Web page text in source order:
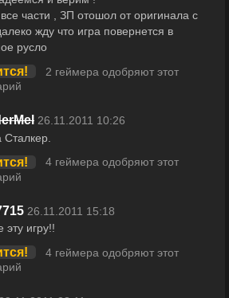
части , ЗП отошол от оригинала с
жду что игра повернется в
русло
2 геймера одобряют этот
26.11.2011 10:26
4 геймера одобряют этот
26.11.2011 15:18
эту игру!!
4 геймера одобряют этот